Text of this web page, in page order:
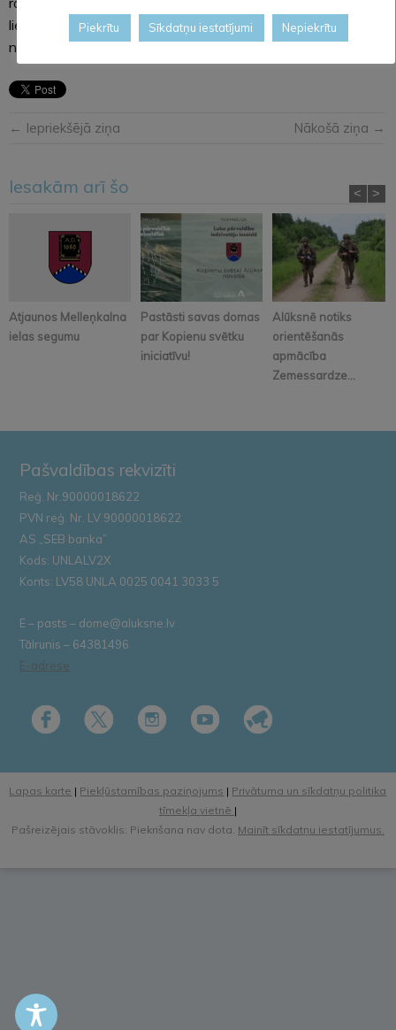
lielākam riskam – seniori, vientuļie vecāki – un apzināt viņu
nepieciešamību pēc iespējamas palīdzības.
← Iepriekšējā ziņa Nākošā ziņa →
Iesakām arī šo
Atjaunos Melleņkalna
ielas segumu
Pastāsti savas domas
par Kopienu svētku
iniciatīvu!
Alūksnē notiks
orientēšanās
apmācība
Zemessardze...
< >
Pašvaldības rekvizīti
Reģ. Nr.90000018622
PVN reģ. Nr. LV 90000018622
AS „SEB banka”
Kods: UNLALV2X
Konts: LV58 UNLA 0025 0041 3033 5
E – pasts – dome@aluksne.lv
Tālrunis – 64381496
E-adrese
Lapas karte | Piekļūstamības paziņojums | Privātuma un sīkdatņu politika
tīmekļa vietnē |
Pašreizējais stāvoklis: Piekrišana nav dota. Mainīt sīkdatņu iestatījumus.
Piekrītu Sīkdatņu iestatījumi Nepiekrītu